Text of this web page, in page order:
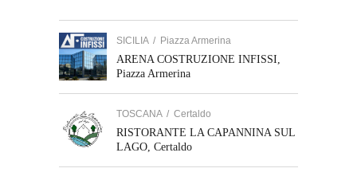
SICILIA / Piazza Armerina
ARENA COSTRUZIONE INFISSI,
Piazza Armerina
TOSCANA / Certaldo
RISTORANTE LA CAPANNINA SUL
LAGO, Certaldo